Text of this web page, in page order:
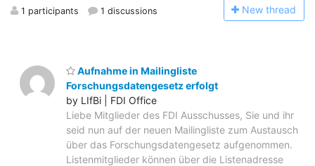
1 participants 1 discussions New thread
Aufnahme in Mailingliste
Forschungsdatengesetz erfolgt
by LIfBi | FDI Office
Liebe Mitglieder des FDI Ausschusses, Sie und ihr
seid nun auf der neuen Mailingliste zum Austausch
über das Forschungsdatengesetz aufgenommen.
Listenmitglieder können über die Listenadresse